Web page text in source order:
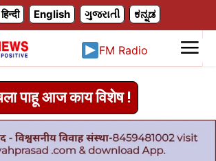
हिन्दी English ગુજરાતી ಕನ್ನಡ
FM Radio
पाहू आज काय विशेष !